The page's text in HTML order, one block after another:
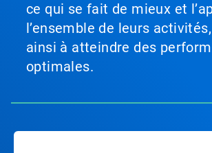
ce qui se fait de mieux et
l’ensemble de leurs
ainsi à atteindre des
optimales.